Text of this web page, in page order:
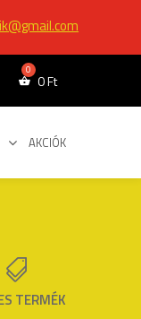
0Ft
AKCIÓK

TERMÉK